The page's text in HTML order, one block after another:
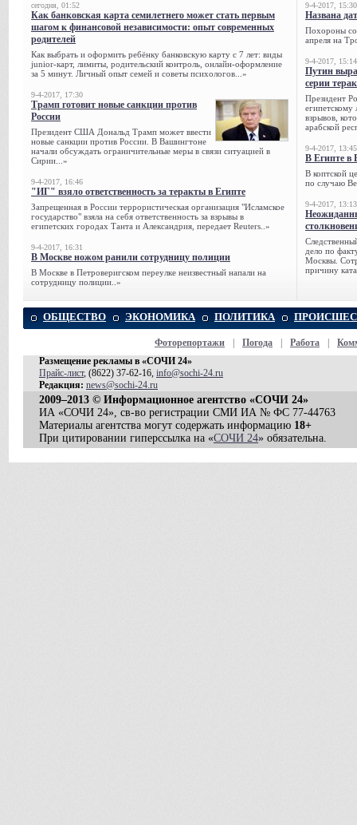
сегодня, 01:52
Как банковская карта семилетнего может стать первым
шагом к финансовой независимости: опыт современных
родителей
Как выбрать и оформить ребёнку банковскую карту с 7 лет: виды
junior-карт, лимиты, родительский контроль, онлайн-оформление
за 5 минут. Личный опыт семей и советы психологов...»
9-4-2017, 17:30
Трамп готовит новые санкции против
России
Президент США Дональд Трамп может ввести
новые санкции против России. В Вашингтоне
начали обсуждать ограничительные меры в связи ситуацией в
Сирии...»
9-4-2017, 16:46
"ИГ" взяло ответственность за теракты в Египте
Запрещенная в России террористическая организация "Исламское
государство" взяла на себя ответственность за взрывы в
египетских городах Танта и Александрия, передает Reuters..»
9-4-2017, 16:31
В Москве ножом ранили сотрудницу полиции
В Москве в Петроверигском переулке неизвестный напали на
сотрудницу полиции..»
9-4-2017, 15:30
Названа
Похороны
апреля на
9-4-2017, 15:14
Путин
серии
Президент
египетскому
взрывов,
арабской
9-4-2017, 13:45
В Египте в
В коптской
по случаю
9-4-2017, 13:13
дело по
Москвы.
причину
ОБЩЕСТВО ЭКОНОМИКА ПОЛИТИКА
Фоторепортажи Погода Работа
Размещение рекламы в «СОЧИ 24»
Прайс-лист, (8622) 37-62-16, info@sochi-24.ru
Редакция: news@sochi-24.ru
2009–2013 © Информационное агентство «СОЧИ 24»
ИА «СОЧИ 24», св-во регистрации СМИ ИА № ФС 77-44763
Материалы агентства могут содержать информацию 18+
При цитировании гиперссылка на «СОЧИ 24» обязательна.